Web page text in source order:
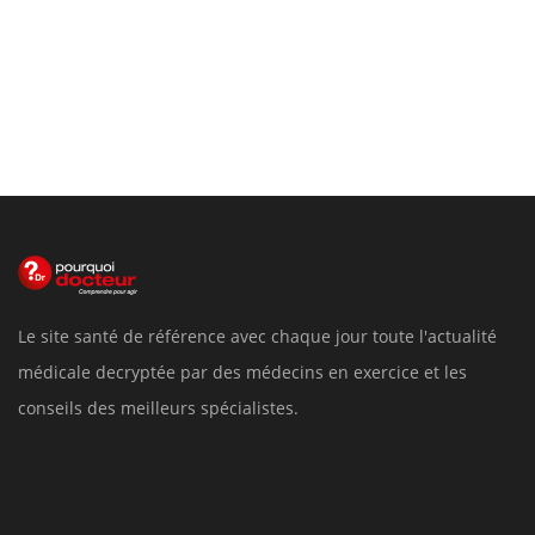
Le site santé de référence avec chaque jour toute l'actualité
médicale decryptée par des médecins en exercice et les
conseils des meilleurs spécialistes.